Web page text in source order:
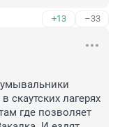
+13 –33
скаутских лагерях
где позволяет